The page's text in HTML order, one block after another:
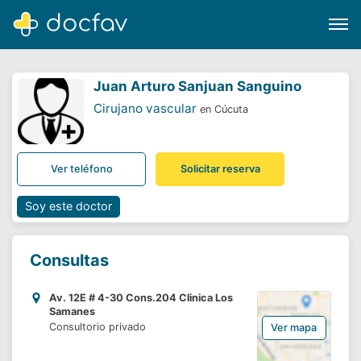
Software para clínicas
¿Eres un doctor?
Juan Arturo Sanjuan Sanguino
Cirujano vascular en Cúcuta
Ver teléfono Solicitar reserva
Soy este doctor
Consultas
Av. 12E # 4-30 Cons.204 Clinica Los
Samanes
Consultorio privado
Ver mapa